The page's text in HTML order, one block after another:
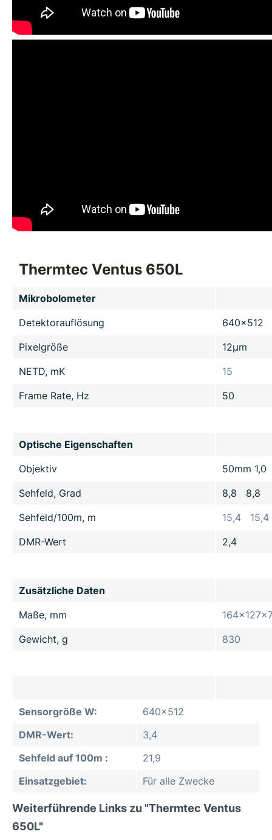
Thermtec Ventus 650L
Mikrobolometer
Detektorauflösung
640x512
Pixelgröße
12µm
NETD, mK
15
Frame Rate, Hz
50
Optische Eigenschaften
Objektiv
50mm 1,0
Sehfeld, Grad
8,8 8,8
Sehfeld/100m, m
15,4 15,4
DMR-Wert
2,4
Zusätzliche Daten
Maße, mm
Gewicht, g
830
Sensorgröße W:
640x512
DMR-Wert:
3,4
Sehfeld auf 100m :
21,9
Einsatzgebiet:
Für alle Zwecke
Weiterführende Links zu "Thermtec Ventus
650L"